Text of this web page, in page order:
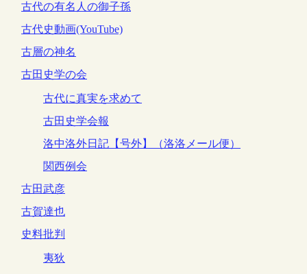
古代の有名人の御子孫
古代史動画(YouTube)
古層の神名
古田史学の会
古代に真実を求めて
古田史学会報
洛中洛外日記【号外】（洛洛メール便）
関西例会
古田武彦
古賀達也
史料批判
夷狄